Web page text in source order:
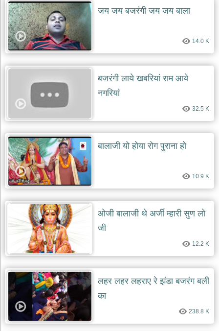
दयाल
भजन
bawa
lal
dayal
bhajans
देव
bhajans
आज
भजन
bhajan
of
the
day
भजन
जोड़ें
add
bhajans
जय जय बजरंगी जय जय बाला
14.0 K
बजरंगी लाये खबरियां राम आये
नगरियां
32.5 K
बालाजी यो होया रोग पुराना हो
10.9 K
ओजी बालाजी थे अर्जी म्हारी सुण लो
जी
12.2 K
लहर लहर लहराए रे झंडा बजरंग बली
का
238.8 K